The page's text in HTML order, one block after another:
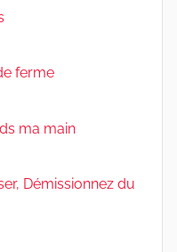
ferme
ma main
Démissionnez du